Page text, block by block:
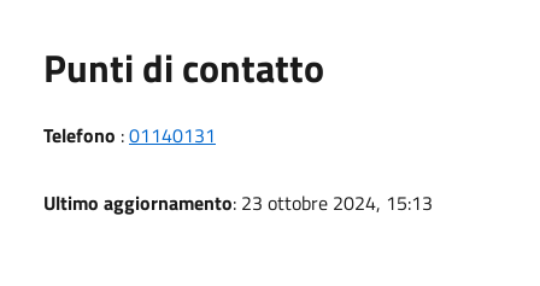
Punti di contatto
Telefono :01140131
Ultimo aggiornamento: 23 ottobre 2024, 15:13